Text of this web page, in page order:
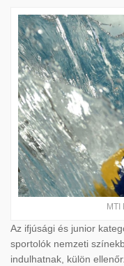
MTI
Az ifjúsági és junior
sportolók nemzeti
indulhatnak, külön